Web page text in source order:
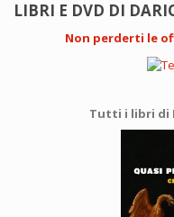
LIBRI E DVD DI
Non perderti le
Tutti i libri di